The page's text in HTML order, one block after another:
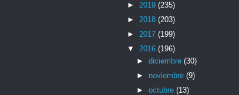
► 2019 (235)
► 2018 (203)
► 2017 (199)
▼ 2016 (196)
► diciembre (30)
► noviembre (9)
► octubre (13)